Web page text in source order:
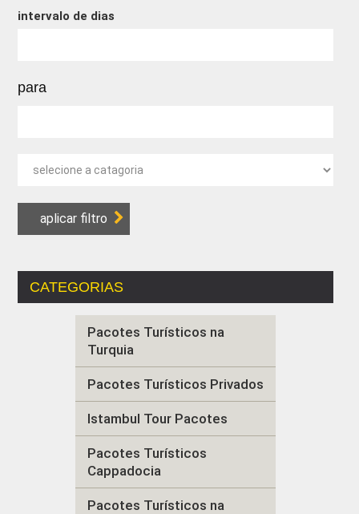
intervalo de dias
para
CATEGORIAS
Pacotes Turísticos na
Turquia
Pacotes Turísticos Privados
Istambul Tour Pacotes
Pacotes Turísticos
Cappadocia
Pacotes Turísticos na